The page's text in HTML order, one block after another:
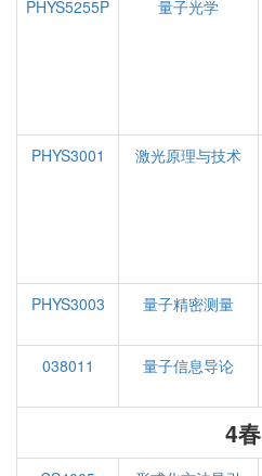
PHYS5255P 量子光学
PHYS3001
激光原理与技术
PHYS3003
量子精密测量
038011
量子信息导论
4春